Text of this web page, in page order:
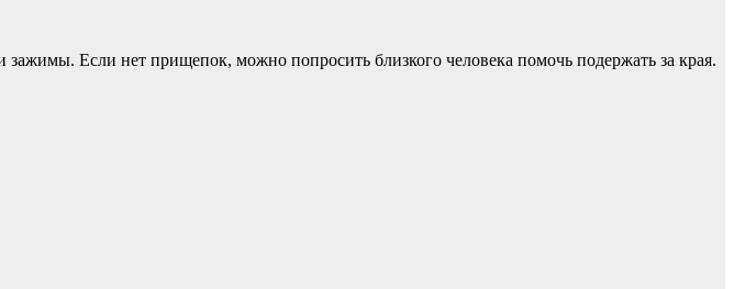
Если нет прищепок, можно попросить близкого человека помочь подержать за края.